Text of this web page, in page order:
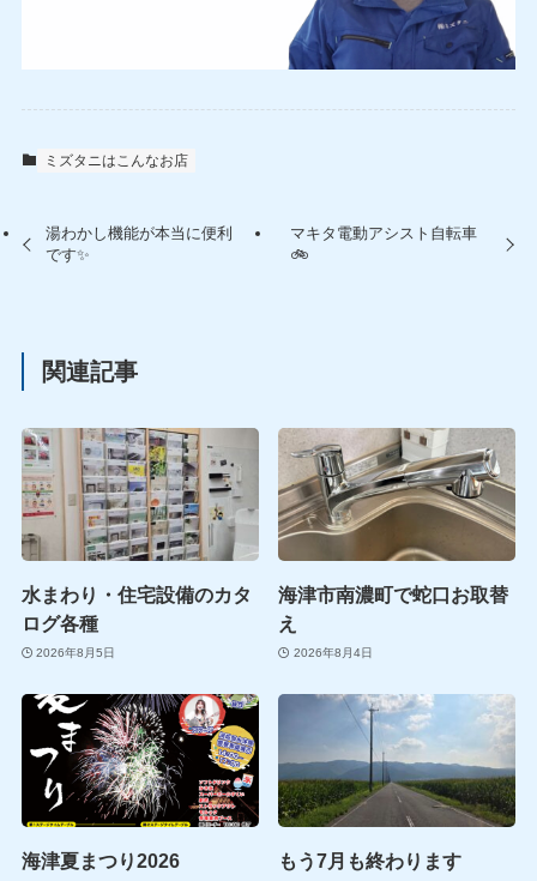
ミズタニはこんなお店
湯わかし機能が本当に便利
です✨
マキタ電動アシスト自転車
🚲
関連記事
水まわり・住宅設備のカタ
ログ各種
2026年8月5日
海津市南濃町で蛇口お取替
え
2026年8月4日
海津夏まつり2026 もう7月も終わります